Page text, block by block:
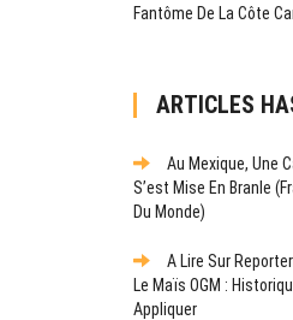
Fantôme De La Côte
ARTICLES
Au Mexique, Une
S’est Mise En Branle
Du Monde)
A Lire Sur
Le Maïs OGM :
Appliquer